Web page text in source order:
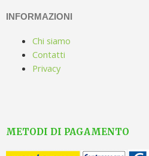
INFORMAZIONI
Chi siamo
Contatti
Privacy
METODI DI PAGAMENTO